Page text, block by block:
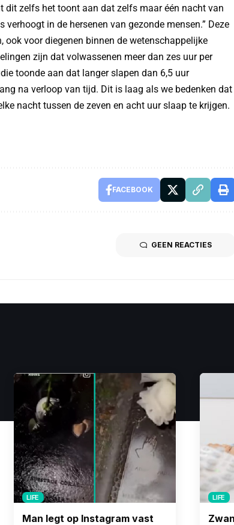
dit zelfs het toont aan dat zelfs maar één nacht van
in de hersenen van gezonde mensen.” Deze
ook voor diegenen binnen de wetenschappelijke
zijn dat volwassenen meer dan zes uur per
toonde aan dat langer slapen dan 6,5 uur
na verloop van tijd. Dit is laag als we bedenken dat
nacht tussen de zeven en acht uur slaap te krijgen.
FACEBOOK
GEEN REACTIES
LIFE
Man legt op Instagram vast
LIFE